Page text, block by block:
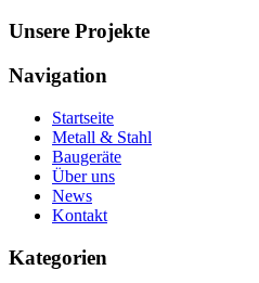
Unsere Projekte
Navigation
Startseite
Metall & Stahl
Baugeräte
Über uns
News
Kontakt
Kategorien